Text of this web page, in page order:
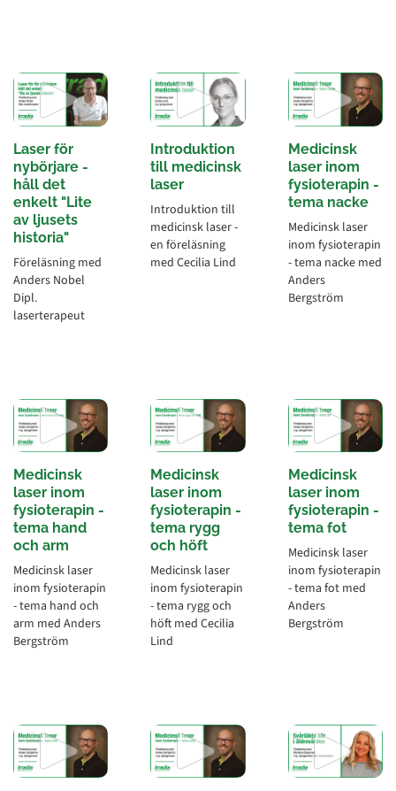
Laser för
nybörjare -
håll det
enkelt "Lite
av ljusets
historia"
Föreläsning med
Anders Nobel
Dipl.
laserterapeut
Introduktion
till medicinsk
laser
Introduktion till
medicinsk laser -
en föreläsning
med Cecilia Lind
Medicinsk
laser inom
fysioterapin -
tema nacke
Medicinsk laser
inom fysioterapin
- tema nacke med
Anders
Bergström
Medicinsk
laser inom
fysioterapin -
tema hand
och arm
Medicinsk laser
inom fysioterapin
- tema hand och
arm med Anders
Bergström
Medicinsk
laser inom
fysioterapin -
tema rygg
och höft
Medicinsk laser
inom fysioterapin
- tema rygg och
höft med Cecilia
Lind
Medicinsk
laser inom
fysioterapin -
tema fot
Medicinsk laser
inom fysioterapin
- tema fot med
Anders
Bergström